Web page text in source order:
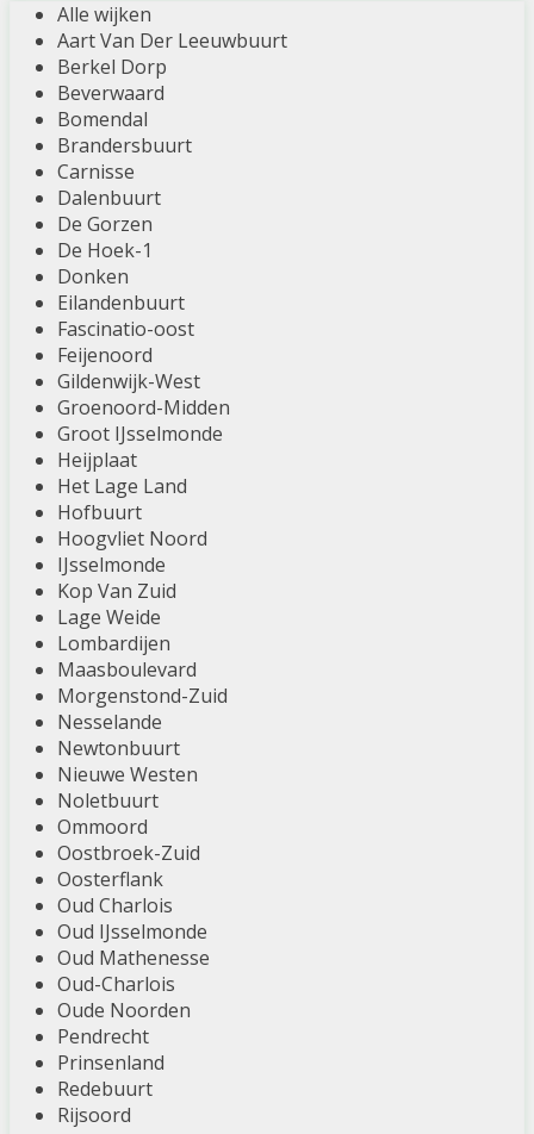
Alle wijken
Aart Van Der Leeuwbuurt
Berkel Dorp
Beverwaard
Bomendal
Brandersbuurt
Carnisse
Dalenbuurt
De Gorzen
De Hoek-1
Donken
Eilandenbuurt
Fascinatio-oost
Feijenoord
Gildenwijk-West
Groenoord-Midden
Groot IJsselmonde
Heijplaat
Het Lage Land
Hofbuurt
Hoogvliet Noord
IJsselmonde
Kop Van Zuid
Lage Weide
Lombardijen
Maasboulevard
Morgenstond-Zuid
Nesselande
Newtonbuurt
Nieuwe Westen
Noletbuurt
Ommoord
Oostbroek-Zuid
Oosterflank
Oud Charlois
Oud IJsselmonde
Oud Mathenesse
Oud-Charlois
Oude Noorden
Pendrecht
Prinsenland
Redebuurt
Rijsoord